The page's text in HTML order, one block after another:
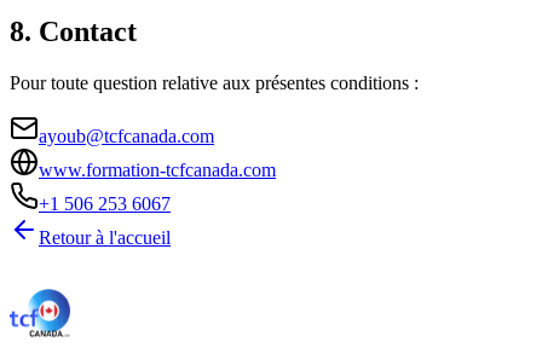
8. Contact
Pour toute question relative aux présentes conditions :
ayoub@tcfcanada.com
www.formation-tcfcanada.com
+1 506 253 6067
Retour à l'accueil